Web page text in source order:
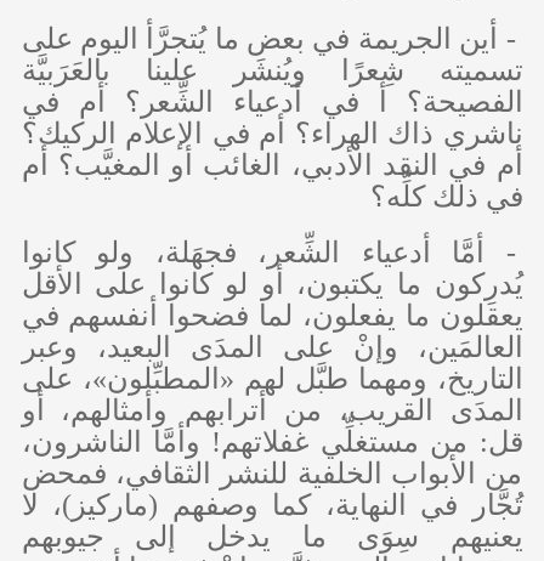
- أين الجريمة في بعض ما يُتجرَّأ اليوم على
تسميته شِعرًا ويُنشَر علينا بالعَرَبيَّة
الفصيحة؟ أ في أدعياء الشِّعر؟ أم في
ناشري ذاك الهراء؟ أم في الإعلام الركيك؟
أم في النقد الأدبي، الغائب أو المغيَّب؟ أم
في ذلك كلِّه؟
- أمَّا أدعياء الشِّعر، فجهَلة، ولو كانوا
يُدرِكون ما يكتبون، أو لو كانوا على الأقل
يعقلون ما يفعلون، لما فضحوا أنفسهم في
العالمَين، وإنْ على المدَى البعيد، وعبر
التاريخ، ومهما طبَّل لهم «المطبِّلون»، على
المدَى القريب، من أترابهم وأمثالهم، أو
قل: من مستغلِّي غفلاتهم! وأمَّا الناشرون،
من الأبواب الخلفية للنشر الثقافي، فمحض
تُجَّار في النهاية، كما وصفهم (ماركيز)، لا
يعنيهم سِوَى ما يدخل إلى جيوبهم